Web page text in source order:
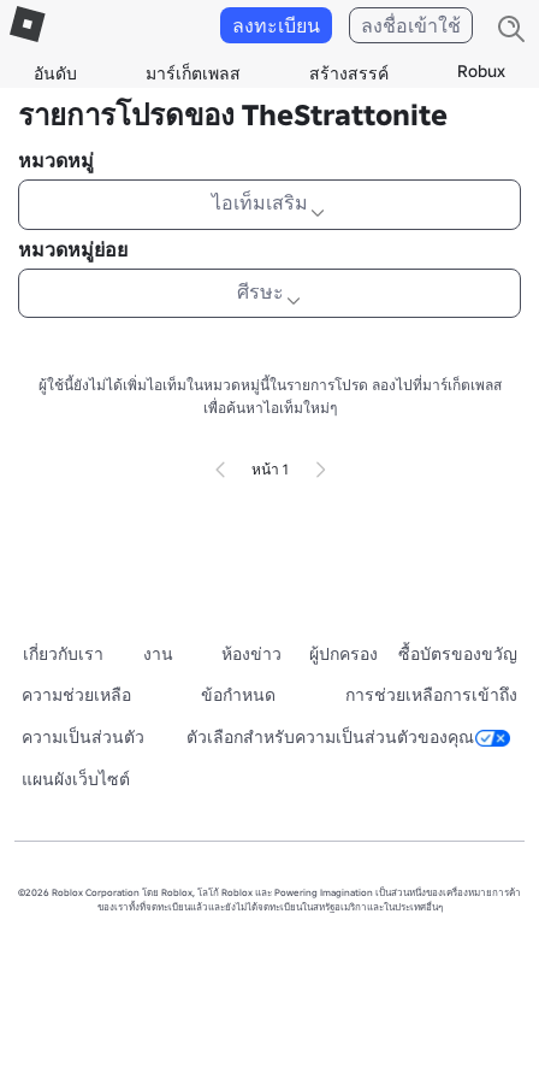
อันดับ มาร์เก็ตเพลส สร้างสรรค์ Robux
ลงทะเบียน ลงชื่อเข้าใช้
รายการโปรดของ TheStrattonite
หมวดหมู่
ไอเท็มเสริม
หมวดหมู่ย่อย
ศีรษะ
ผู้ใช้นี้ยังไม่ได้เพิ่มไอเท็มในหมวดหมู่นี้ในรายการโปรด ลองไปที่มาร์เก็ตเพลส
เพื่อค้นหาไอเท็มใหม่ๆ
หน้า 1
เกี่ยวกับเรา งาน ห้องข่าว ผู้ปกครอง
ซื้อบัตรของขวัญ
ความช่วยเหลือ
ข้อกำหนด
การช่วยเหลือการเข้าถึง
ความเป็นส่วนตัว
ตัวเลือกสำหรับความเป็นส่วนตัวของคุณ
แผนผังเว็บไซต์
©2026 Roblox Corporation โดย Roblox, โลโก้ Roblox และ Powering Imagination เป็นส่วนหนึ่งของเครื่องหมายการค้า
ของเราทั้งที่จดทะเบียนแล้วและยังไม่ได้จดทะเบียนในสหรัฐอเมริกาและในประเทศอื่นๆ